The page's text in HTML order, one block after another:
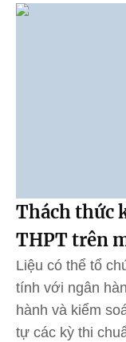
Thách thức
THPT trên
Liệu có thể tổ
tính với ngân
hành và kiểm
tự các kỳ thi